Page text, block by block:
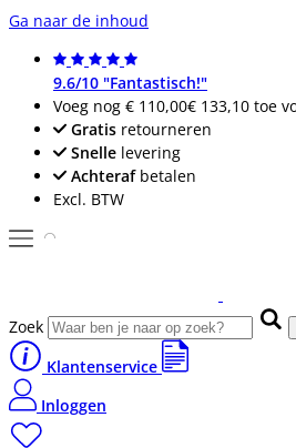
Ga naar de inhoud
9.6/10 "Fantastisch!"
Voeg nog € 110,00€ 133,10 toe
Gratis retourneren
Snelle levering
Achterafbetalen
Excl. BTW
Zoek
Klantenservice
Inloggen